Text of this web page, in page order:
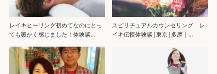
レイキヒーリング初めてなのにとっ
ても暖かく感じました！体験談…
スピリチュアルカウンセリング レ
イキ伝授体験談|東京|多摩｜…